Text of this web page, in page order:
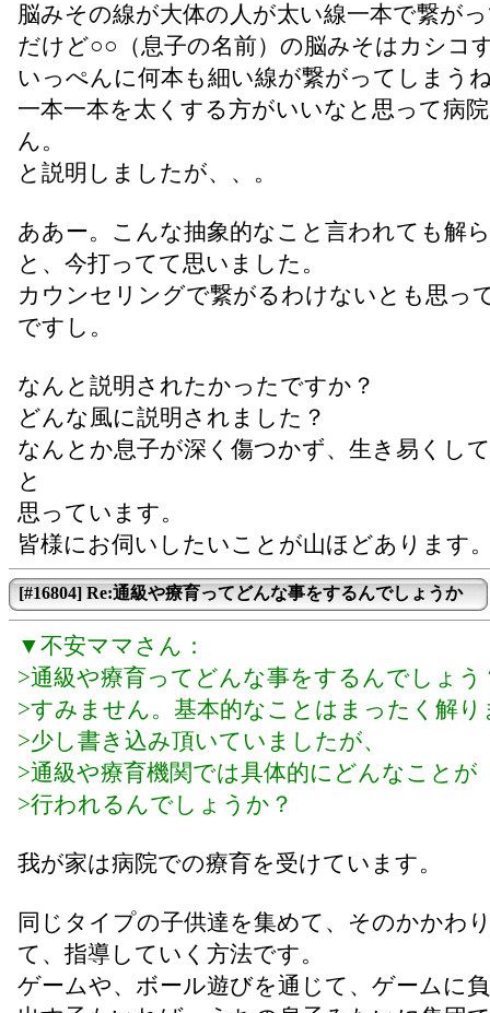
脳みその線が大体の人が太い線一本で繋が
だけど○○（息子の名前）の脳みそはカシコ
いっぺんに何本も細い線が繋がってしまう
一本一本を太くする方がいいなと思って病
ん。
と説明しましたが、、。
ああー。こんな抽象的なこと言われても解
と、今打ってて思いました。
カウンセリングで繋がるわけないとも思っ
ですし。
なんと説明されたかったですか？
どんな風に説明されました？
なんとか息子が深く傷つかず、生き易くし
と
思っています。
皆様にお伺いしたいことが山ほどあります
[#16804] Re:通級や療育ってどんな事をするんでしょうか
▼不安ママさん：
>通級や療育ってどんな事をするんでしょう
>すみません。基本的なことはまったく解り
>少し書き込み頂いていましたが、
>通級や療育機関では具体的にどんなことが
>行われるんでしょうか？
我が家は病院での療育を受けています。
同じタイプの子供達を集めて、そのかかわ
て、指導していく方法です。
ゲームや、ボール遊びを通じて、ゲームに